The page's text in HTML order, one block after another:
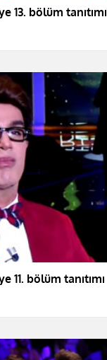
13. bölüm tanıtımı
11. bölüm tanıtımı